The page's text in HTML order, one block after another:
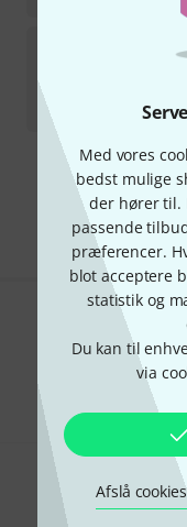
Med vores
bedst mulige
der hører til.
passende
præferencer.
blot acceptere
statistik og
Du kan til
via
Afslå cookies
37kr
Kan
Del